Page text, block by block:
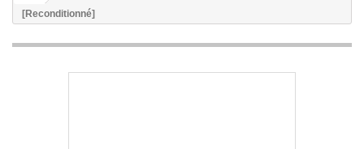
[Reconditionné]